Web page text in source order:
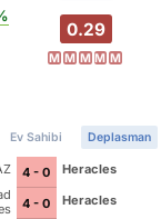
0.29
M M M M M
Ev Sahibi Deplasman
4 - 0
Heracles
4 - 0 Heracles